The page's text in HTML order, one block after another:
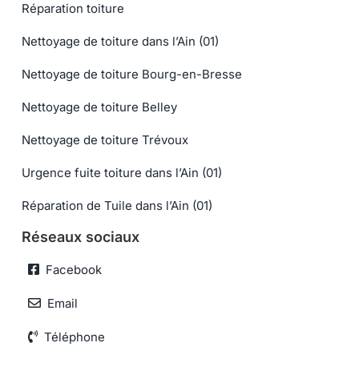
Réparation toiture
Nettoyage de toiture dans l’Ain (01)
Nettoyage de toiture Bourg-en-Bresse
Nettoyage de toiture Belley
Nettoyage de toiture Trévoux
Urgence fuite toiture dans l’Ain (01)
Réparation de Tuile dans l’Ain (01)
Réseaux sociaux
Facebook
Email
Téléphone